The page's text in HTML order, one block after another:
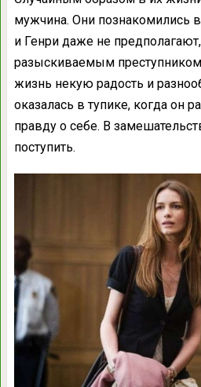
мужчина. Они познакомились
и Генри даже не
разыскиваемым
жизнь некую радость и
оказалась в тупике, когда он
правду о себе. В
поступить.